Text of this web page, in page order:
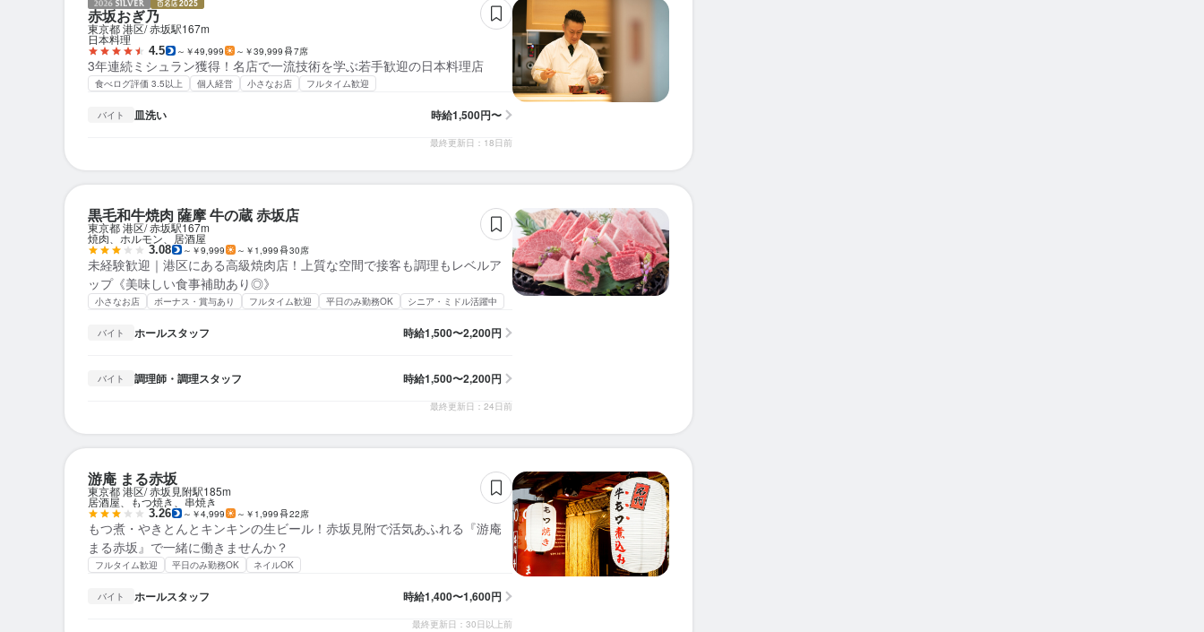
赤坂おぎ乃
東京都 港区 赤坂駅167m
日本料理
4.5 ～￥49,999 ～￥39,999 7席
3年連続ミシュラン獲得！名店で一流技術を学ぶ若手歓迎の日本料理店
食べログ評価 3.5以上 個人経営 小さなお店 フルタイム歓迎
バイト 皿洗い 時給1,500円〜
最終更新日：18日前
黒毛和牛焼肉 薩摩 牛の蔵 赤坂店
東京都 港区 赤坂駅167m
焼肉、ホルモン、居酒屋
3.08 ～￥9,999 ～￥1,999 30席
未経験歓迎｜港区にある高級焼肉店！上質な空間で接客も調理もレベルア
ップ《美味しい食事補助あり◎》
小さなお店 ボーナス・賞与あり フルタイム歓迎 平日のみ勤務OK シニア・ミドル活躍中
バイト ホールスタッフ 時給1,500〜2,200円
バイト 調理師・調理スタッフ 時給1,500〜2,200円
最終更新日：24日前
游庵 まる赤坂
東京都 港区 赤坂見附駅185m
居酒屋、もつ焼き、串焼き
3.26 ～￥4,999 ～￥1,999 22席
もつ煮・やきとんとキンキンの生ビール！赤坂見附で活気あふれる『游庵
まる赤坂』で一緒に働きませんか？
フルタイム歓迎 平日のみ勤務OK ネイルOK
バイト ホールスタッフ 時給1,400〜1,600円
最終更新日：30日以上前
求人を選択する
バイト ホールスタッフ
調理補助
求人を選択する
バイト ホールスタッフ
求人を選択する
バイト ホールスタッフ
ホールスタッフ
求人を選択する
バイト ホールスタッフ
求人を選択する
バイト ホールスタッフ
求人を選択する
バイト ホールスタッフ
調理師・調理スタッフ
求人を選択する
バイト 皿洗い
求人を選択する
バイト ホールスタッフ 時給：
調理師・調理スタッフ
求人を選択する
バイト ホールスタッフ 時給：
求人を選択する
バイト ホールスタッフ
調理補助
求人を選択する
バイト ホールスタッフ 時給：
ホールスタッフ
求人を選択する
バイト ホールスタッフ 時給：
調理師・調理スタッフ
求人を選択する
バイト ホールスタッフ
調理補助
求人を選択する
バイト ホールスタッフ 時給：
調理師・調理スタッフ
求人を選択する
バイト ホールスタッフ
調理師・調理スタッフ
求人を選択する
バイト ホールスタッフ 時給：
ホールスタッフ
求人を選択する
バイト ホールスタッフ
調理師・調理スタッフ
求人を選択する
バイト ホールスタッフ
調理師・調理スタッフ
求人を選択する
バイト ホールスタッフ 時給：
ホールスタッフ
求人を選択する
バイト ホールスタッフ
調理師・調理スタッフ